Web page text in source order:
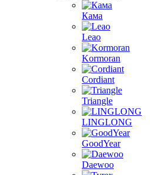
Кама
Leao
Kormoran
Cordiant
Triangle
LINGLONG
GoodYear
Daewoo